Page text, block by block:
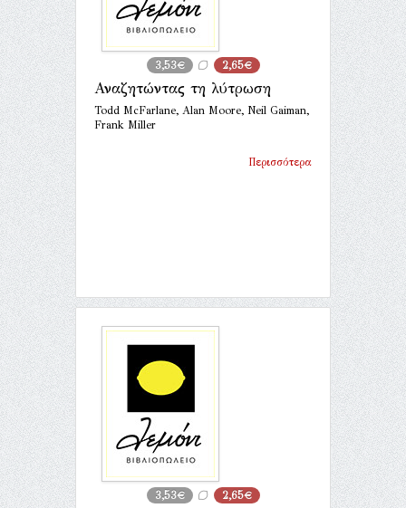
3,53€ 2,65€
Αναζητώντας τη λύτρωση
Todd McFarlane, Alan Moore, Neil Gaiman,
Frank Miller
Περισσότερα
3,53€ 2,65€